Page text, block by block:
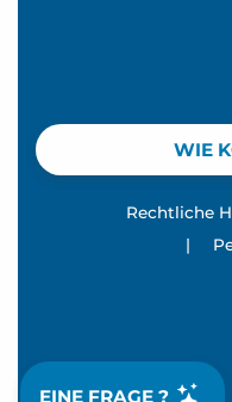
EINE FRAGE ?
WIE
Rechtliche
|